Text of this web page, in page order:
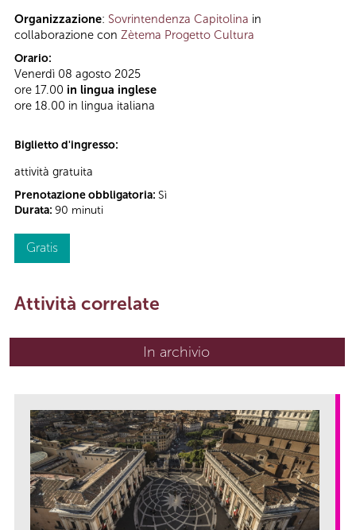
Organizzazione: Sovrintendenza Capitolina in
collaborazione con Zètema Progetto Cultura
Orario:
Venerdì 08 agosto 2025
ore 17.00 in lingua inglese
ore 18.00 in lingua italiana
Biglietto d'ingresso:
attività gratuita
Prenotazione obbligatoria: Sì
Durata: 90 minuti
Gratis
Attività correlate
In archivio